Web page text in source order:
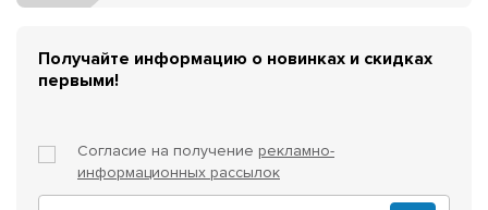
Получайте информацию о новинках и скидках
первыми!
Согласие на получение рекламно-
информационных рассылок